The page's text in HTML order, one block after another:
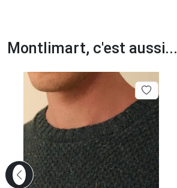
Montlimart, c'est aussi...